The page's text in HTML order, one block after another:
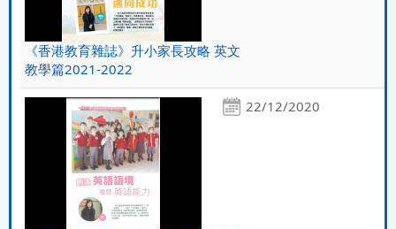
《香港教育雜誌》升小家長攻略 英文
教學篇2021-2022
22/12/2020